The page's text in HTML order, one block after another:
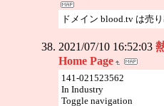
ドメイン blood.tv は売
2021/07/10 16:52:03
Home Page
141-021523562
In Industry
Toggle navigation